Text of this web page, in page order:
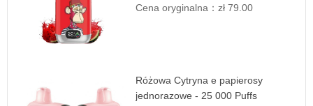
Cena oryginalna：zł 79.00
Różowa Cytryna e papierosy
jednorazowe - 25 000 Puffs